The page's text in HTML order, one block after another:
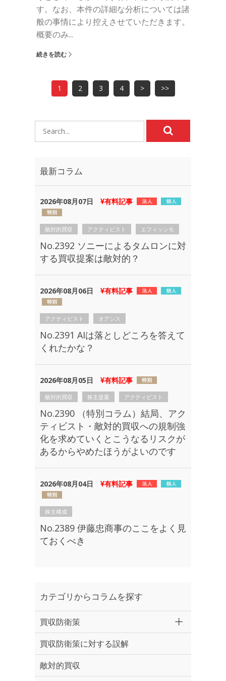
す。なお、本件の詳細な分析については諸
般の事情により控えさせていただきます。
概要のみ...
続きを読む
1 2 3 4 > >>
最新コラム
2026年08月07日 有料記事
敵対的買収 アクティビスト エフィッシモ
No.2392 ソニーによるタムロンに対
する買収提案は敵対的？
2026年08月06日 有料記事
アクティビスト オアシス
No.2391 AIは落としどころを答えて
くれたかな？
2026年08月05日 有料記事
敵対的買収 株主提案 アクティビスト
No.2390 （特別コラム）結局、アク
ティビスト・敵対的買収への規制強
化を求めていくとこうなるリスクが
あるからやめたほうがよいのです
2026年08月04日 有料記事
株主構成
No.2389 伊藤忠商事のここをよく見
ておくべき
カテゴリからコラムを探す
買収防衛策
買収防衛策に対する誤解
敵対的買収